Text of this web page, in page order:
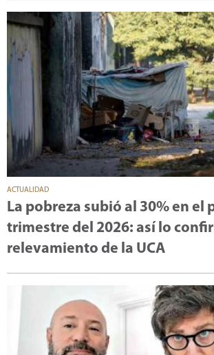
ACTUALIDAD
La pobreza subió al 30% en el
trimestre del 2026: así lo
relevamiento de la UCA